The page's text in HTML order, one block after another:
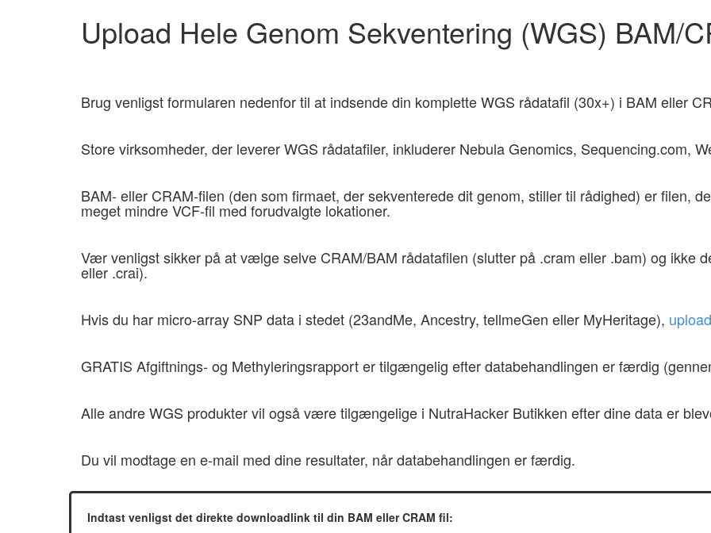
Upload Hele Genom Sekventering (WGS) BAM/
Brug venligst formularen nedenfor til at indsende din komplette WGS rådatafil (30x+) i BAM eller
Store virksomheder, der leverer WGS rådatafiler, inkluderer Nebula Genomics, Sequencing.com,
BAM- eller CRAM-filen (den som firmaet, der sekventerede dit genom, stiller til rådighed) er filen,
meget mindre VCF-fil med forudvalgte lokationer.
Vær venligst sikker på at vælge selve CRAM/BAM rådatafilen (slutter på .cram eller .bam) og ikke
eller .crai).
Hvis du har micro-array SNP data i stedet (23andMe, Ancestry, tellmeGen eller MyHeritage),
GRATIS Afgiftnings- og Methyleringsrapport er tilgængelig efter databehandlingen er færdig
Alle andre WGS produkter vil også være tilgængelige i NutraHacker Butikken efter dine data er
Du vil modtage en e-mail med dine resultater, når databehandlingen er færdig.
Indtast venligst det direkte downloadlink til din BAM eller CRAM fil: